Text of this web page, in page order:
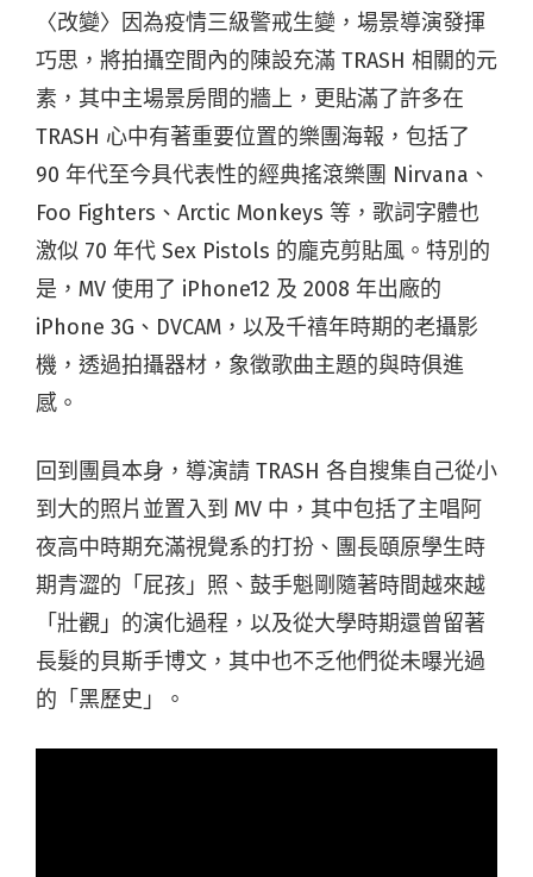
〈改變〉因為疫情三級警戒生變，場景導演發揮
巧思，將拍攝空間內的陳設充滿 TRASH 相關的元
素，其中主場景房間的牆上，更貼滿了許多在
TRASH 心中有著重要位置的樂團海報，包括了
90 年代至今具代表性的經典搖滾樂團 Nirvana、
Foo Fighters、Arctic Monkeys 等，歌詞字體也
激似 70 年代 Sex Pistols 的龐克剪貼風。特別的
是，MV 使用了 iPhone12 及 2008 年出廠的
iPhone 3G、DVCAM，以及千禧年時期的老攝影
機，透過拍攝器材，象徵歌曲主題的與時俱進
感。
回到團員本身，導演請 TRASH 各自搜集自己從小
到大的照片並置入到 MV 中，其中包括了主唱阿
夜高中時期充滿視覺系的打扮、團長頤原學生時
期青澀的「屁孩」照、鼓手魁剛隨著時間越來越
「壯觀」的演化過程，以及從大學時期還曾留著
長髮的貝斯手博文，其中也不乏他們從未曝光過
的「黑歷史」。